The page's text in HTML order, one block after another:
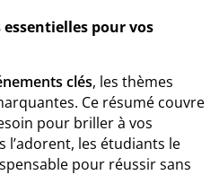
pour vos
clés, les thèmes
Ce résumé couvre
pour briller à vos
l’adorent, les étudiants le
pour réussir sans